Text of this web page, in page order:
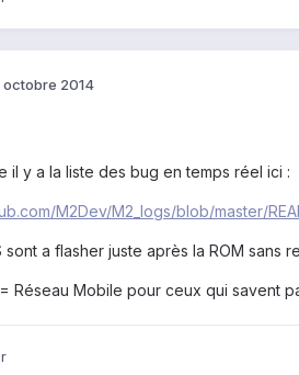
octobre 2014
il y a la liste des bug en temps réel ici :
M2Dev/M2_logs/blob/master/
sont a flasher juste après la ROM
= Réseau Mobile pour ceux qui savent